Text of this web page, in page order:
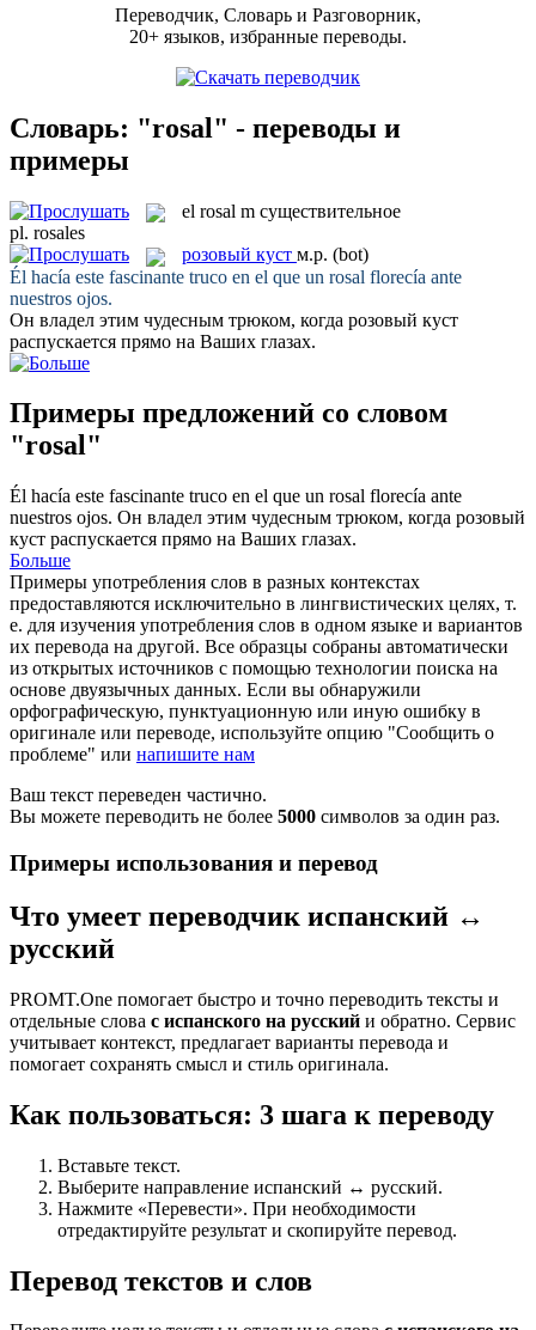
Переводчик, Словарь и Разговорник,
20+ языков, избранные переводы.
Словарь: "rosal" - переводы и
примеры
el rosal m существительное
pl. rosales
розовый куст м.р. (bot)
Él hacía este fascinante truco en el que un rosal florecía ante
nuestros ojos.
Он владел этим чудесным трюком, когда розовый куст
распускается прямо на Ваших глазах.
Примеры предложений со словом
"rosal"
Él hacía este fascinante truco en el que un rosal florecía ante
nuestros ojos. Он владел этим чудесным трюком, когда розовый
куст распускается прямо на Ваших глазах.
Больше
Примеры употребления слов в разных контекстах
предоставляются исключительно в лингвистических целях, т.
е. для изучения употребления слов в одном языке и вариантов
их перевода на другой. Все образцы собраны автоматически
из открытых источников с помощью технологии поиска на
основе двуязычных данных. Если вы обнаружили
орфографическую, пунктуационную или иную ошибку в
оригинале или переводе, используйте опцию "Сообщить о
проблеме" или напишите нам
Ваш текст переведен частично.
Вы можете переводить не более 5000 символов за один раз.
Примеры использования и перевод
Что умеет переводчик испанский ↔
русский
PROMT.One помогает быстро и точно переводить тексты и
отдельные слова с испанского на русский и обратно. Сервис
учитывает контекст, предлагает варианты перевода и
помогает сохранять смысл и стиль оригинала.
Как пользоваться: 3 шага к переводу
Вставьте текст.
Выберите направление испанский ↔ русский.
Нажмите «Перевести». При необходимости
отредактируйте результат и скопируйте перевод.
Перевод текстов и слов